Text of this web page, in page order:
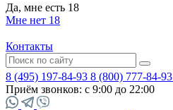
Да, мне есть 18
Мне нет 18
Контакты
8 (495) 197-84-93 8 (800) 777-84-93
Приём звонков: с 9:00 до 22:00